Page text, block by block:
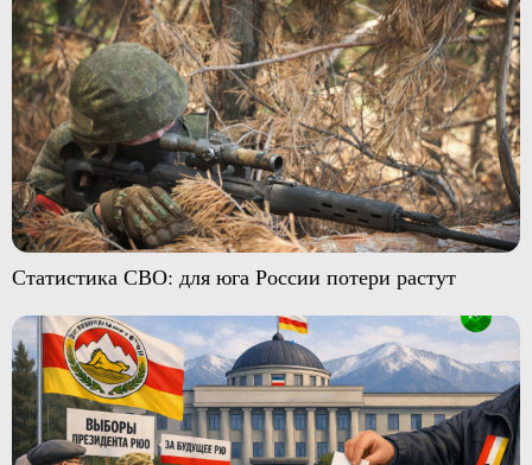
Статистика СВО: для юга России потери растут